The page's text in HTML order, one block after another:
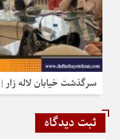
سرگذشت خیابان لاله‌
ثبت دیدگاه